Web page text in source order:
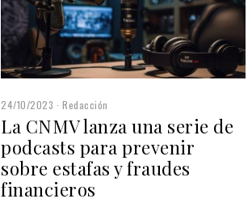
24/10/2023 Redacción
La CNMV lanza una serie de
podcasts para prevenir
sobre estafas y fraudes
financieros